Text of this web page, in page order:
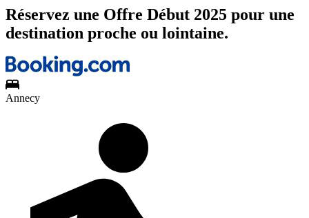
Réservez une Offre Début 2025 pour une
destination proche ou lointaine.
Annecy